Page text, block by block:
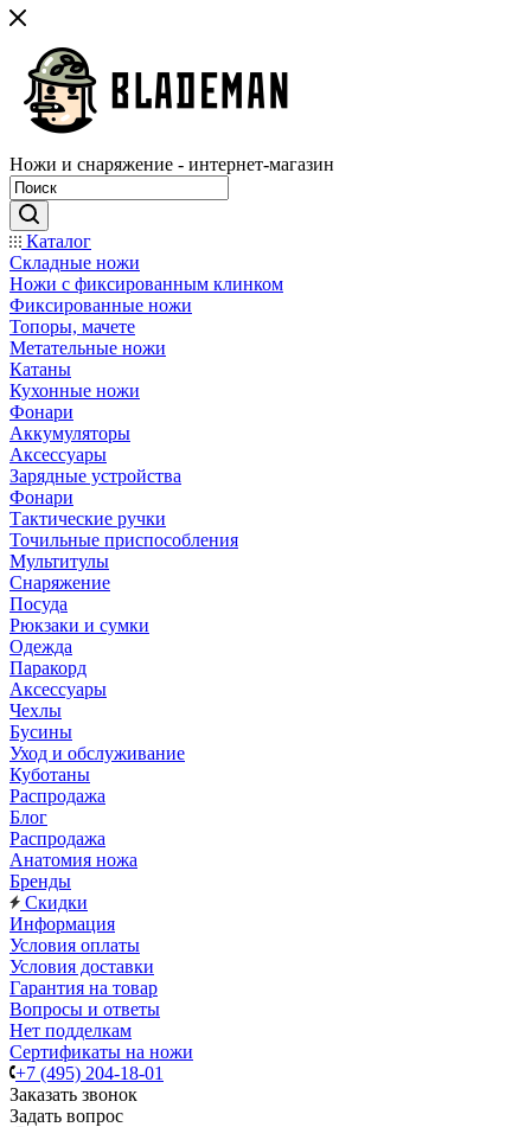
Ножи и снаряжение - интернет-магазин
Каталог
Складные ножи
Ножи с фиксированным клинком
Фиксированные ножи
Топоры, мачете
Метательные ножи
Катаны
Кухонные ножи
Фонари
Аккумуляторы
Аксессуары
Зарядные устройства
Фонари
Тактические ручки
Точильные приспособления
Мультитулы
Снаряжение
Посуда
Рюкзаки и сумки
Одежда
Паракорд
Аксессуары
Чехлы
Бусины
Уход и обслуживание
Куботаны
Распродажа
Блог
Распродажа
Анатомия ножа
Бренды
Скидки
Информация
Условия оплаты
Условия доставки
Гарантия на товар
Вопросы и ответы
Нет подделкам
Сертификаты на ножи
+7 (495) 204-18-01
Заказать звонок
Задать вопрос